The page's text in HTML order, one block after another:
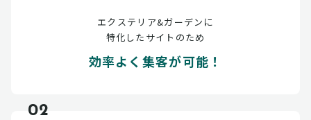
エクステリア&ガーデンに
特化したサイトのため
効率よく集客が可能！
02